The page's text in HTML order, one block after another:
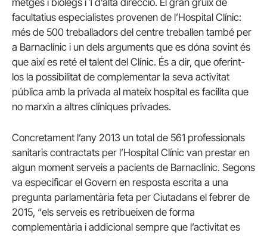
metges i biòlegs i 1 d’alta direcció. El gran gruix de
facultatius especialistes provenen de l’Hospital Clínic:
més de 500 treballadors del centre treballen també per
a Barnaclínic i un dels arguments que es dóna sovint és
que així es reté el talent del Clínic. És a dir, que oferint-
los la possibilitat de complementar la seva activitat
pública amb la privada al mateix hospital es facilita que
no marxin a altres clíniques privades.
Concretament l’any 2013 un total de 561 professionals
sanitaris contractats per l’Hospital Clínic van prestar en
algun moment serveis a pacients de Barnaclínic. Segons
va especificar el Govern en resposta escrita a una
pregunta parlamentària feta per Ciutadans el febrer de
2015, “els serveis es retribueixen de forma
complementària i addicional sempre que l’activitat es